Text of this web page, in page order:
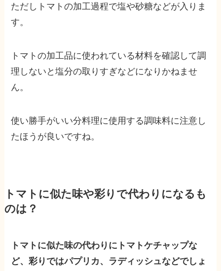
ただしトマトの加工過程で塩や砂糖などが入りま
す。
トマトの加工品に使われている材料を確認して調
理しないと塩分の取りすぎなどになりかねませ
ん。
使い勝手がいい分料理に使用する調味料に注意し
たほうが良いですね。
トマトに似た味や彩りで代わりになるも
のは？
トマトに似た味の代わりにトマトケチャップな
ど、彩りではパプリカ、ラディッシュなどでしょ